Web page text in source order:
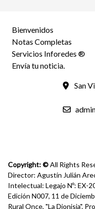
Bienvenidos
Notas Completas
Servicios Inforedes ®
Envía tu noticia.
San
Copyright: ©All Rights
Director: Agustín Julián
Intelectual: Legajo Nº: EX-
Edición N007, 11 de
Rural Once, "La Dionisia",